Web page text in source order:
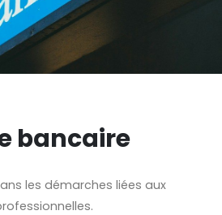
bancaire
les démarches liées aux